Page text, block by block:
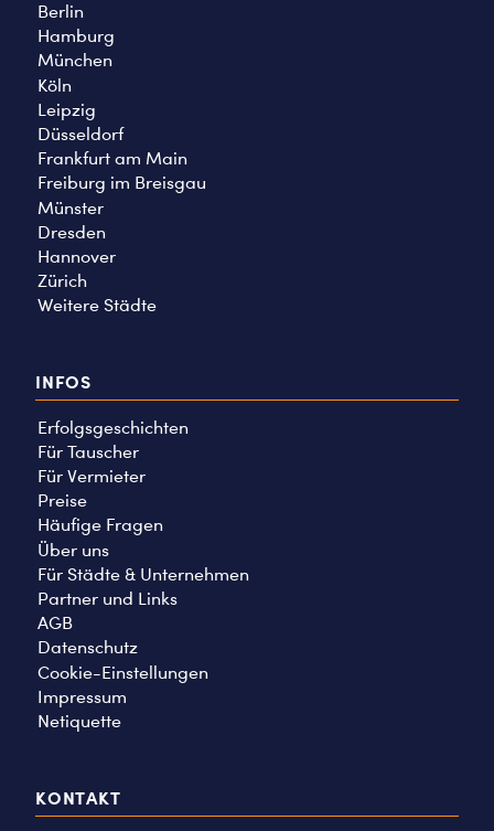
Berlin
Hamburg
München
Köln
Leipzig
Düsseldorf
Frankfurt am Main
Freiburg im Breisgau
Münster
Dresden
Hannover
Zürich
Weitere Städte
INFOS
Erfolgsgeschichten
Für Tauscher
Für Vermieter
Preise
Häufige Fragen
Über uns
Für Städte & Unternehmen
Partner und Links
AGB
Datenschutz
Cookie-Einstellungen
Impressum
Netiquette
KONTAKT